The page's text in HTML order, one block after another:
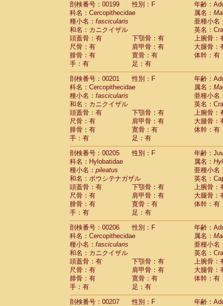
剖検番号：00199
性別：F
年齢：
科名：Cercopithecidae
属名：
種小名： fascicularis
亜種小名
和名：カニクイザル
英名：
頭蓋骨：有
下顎骨：有
上腕骨：
尺骨：有
肩甲骨：有
大腿骨：
腓骨：有
寛骨：有
体幹：有
手：有
足：有
剖検番号：00201
性別：F
年齢：
科名：Cercopithecidae
属名：
種小名： fascicularis
亜種小名
和名：カニクイザル
英名：
頭蓋骨：有
下顎骨：有
上腕骨：
尺骨：有
肩甲骨：有
大腿骨：
腓骨：有
寛骨：有
体幹：有
手：有
足：有
剖検番号：00205
性別：F
年齢：
科名：Hylobatidae
属名：
種小名： pileatus
亜種小名
和名：ボウシテナガザル
英名：
頭蓋骨：有
下顎骨：有
上腕骨：
尺骨：有
肩甲骨：有
大腿骨：
腓骨：有
寛骨：有
体幹：有
手：有
足：有
剖検番号：00206
性別：F
年齢：
科名：Cercopithecidae
属名：
種小名： fascicularis
亜種小名
和名：カニクイザル
英名：
頭蓋骨：有
下顎骨：有
上腕骨：
尺骨：有
肩甲骨：有
大腿骨：
腓骨：有
寛骨：有
体幹：有
手：有
足：有
剖検番号：00207
性別：F
年齢：